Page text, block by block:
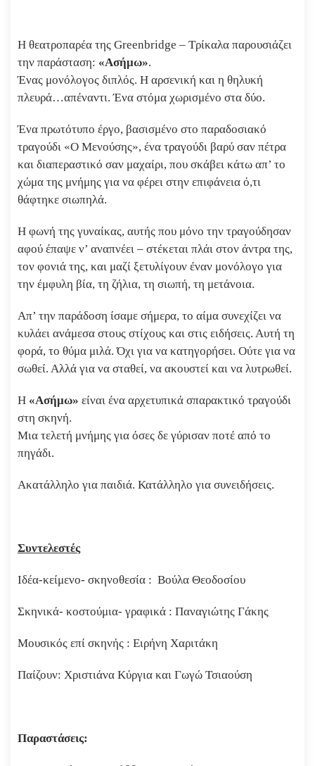
Η θεατροπαρέα της Greenbridge – Τρίκαλα παρουσιάζει
την παράσταση: «Ασήμω».
Ένας μονόλογος διπλός. Η αρσενική και η θηλυκή
πλευρά…απέναντι. Ένα στόμα χωρισμένο στα δύο.
Ένα πρωτότυπο έργο, βασισμένο στο παραδοσιακό
τραγούδι «Ο Μενούσης», ένα τραγούδι βαρύ σαν πέτρα
και διαπεραστικό σαν μαχαίρι, που σκάβει κάτω απ’ το
χώμα της μνήμης για να φέρει στην επιφάνεια ό,τι
θάφτηκε σιωπηλά.
Η φωνή της γυναίκας, αυτής που μόνο την τραγούδησαν
αφού έπαψε ν’ αναπνέει – στέκεται πλάι στον άντρα της,
τον φονιά της, και μαζί ξετυλίγουν έναν μονόλογο για
την έμφυλη βία, τη ζήλια, τη σιωπή, τη μετάνοια.
Απ’ την παράδοση ίσαμε σήμερα, το αίμα συνεχίζει να
κυλάει ανάμεσα στους στίχους και στις ειδήσεις. Αυτή τη
φορά, το θύμα μιλά. Όχι για να κατηγορήσει. Ούτε για να
σωθεί. Αλλά για να σταθεί, να ακουστεί και να λυτρωθεί.
Η «Ασήμω» είναι ένα αρχετυπικά σπαρακτικό τραγούδι
στη σκηνή.
Μια τελετή μνήμης για όσες δε γύρισαν ποτέ από το
πηγάδι.
Ακατάλληλο για παιδιά. Κατάλληλο για συνειδήσεις.
Συντελεστές
Ιδέα-κείμενο- σκηνοθεσία : Βούλα Θεοδοσίου
Σκηνικά- κοστούμια- γραφικά : Παναγιώτης Γάκης
Μουσικός επί σκηνής : Ειρήνη Χαριτάκη
Παίζουν: Χριστιάνα Κύργια και Γωγώ Τσιαούση
Παραστάσεις: